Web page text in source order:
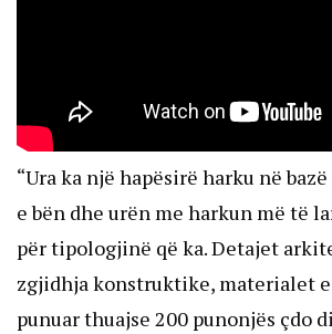
“Ura ka një hapësirë harku në
e bën dhe urën me harkun më të
për tipologjinë që ka. Detajet
zgjidhja konstruktike, materialet e
punuar thuajse 200 punonjës çdo